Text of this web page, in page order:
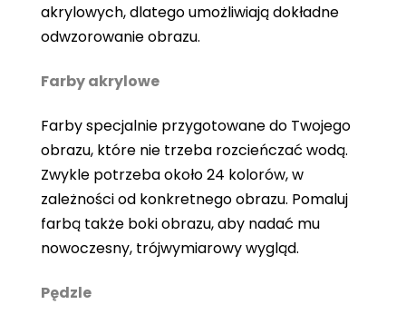
akrylowych, dlatego umożliwiają dokładne
odwzorowanie obrazu.
Farby akrylowe
Farby specjalnie przygotowane do Twojego
obrazu, które nie trzeba rozcieńczać wodą.
Zwykle potrzeba około 24 kolorów, w
zależności od konkretnego obrazu. Pomaluj
farbą także boki obrazu, aby nadać mu
nowoczesny, trójwymiarowy wygląd.
Pędzle